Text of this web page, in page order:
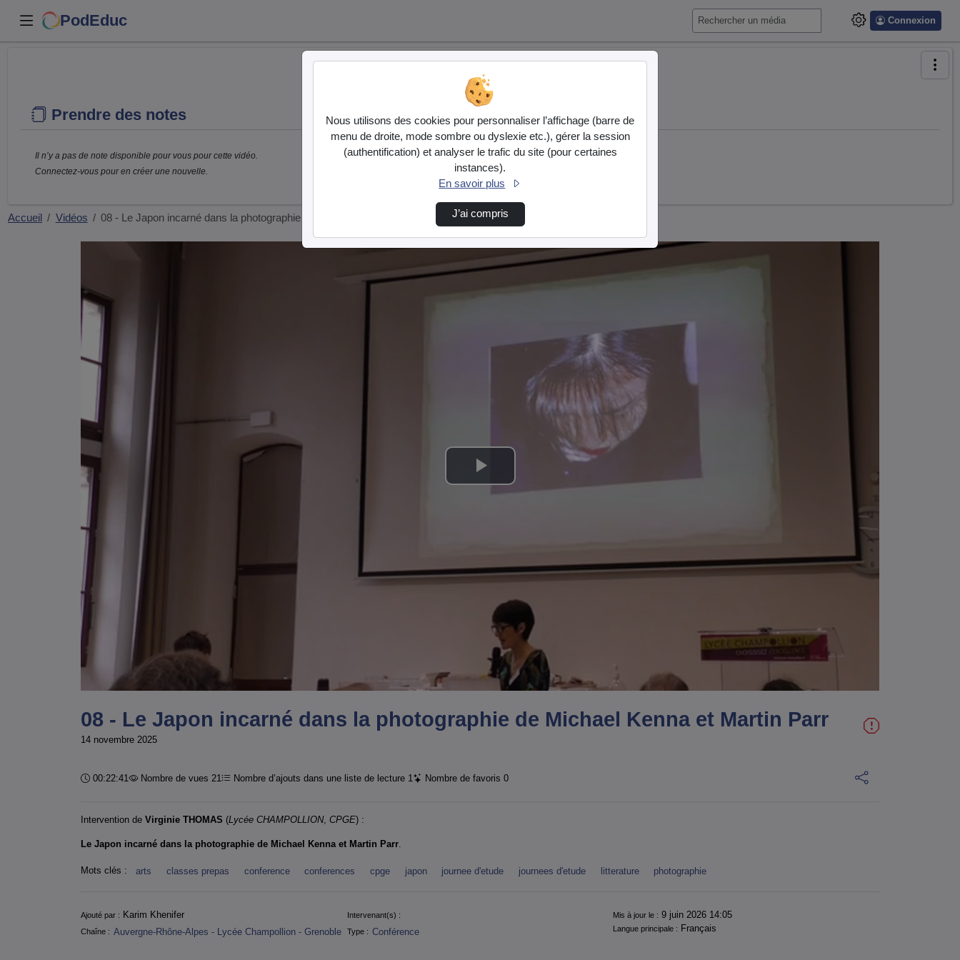
PodEduc Connexion
Prendre des notes
Il n’y a pas de note disponible pour vous pour cette vidéo.
Connectez-vous pour en créer une nouvelle.
Accueil Vidéos 08 - Le Japon incarné dans la photographie d…
Lire
08 - Le Japon incarné dans la photographie de Michael Kenna et Martin Parr
14 novembre 2025
Durée :
00:22:41 Nombre de vues 21 Nombre d’ajouts dans une liste de lecture 1 Nombre de favoris 0
Intervention de Virginie THOMAS (Lycée CHAMPOLLION, CPGE) :
Le Japon incarné dans la photographie de Michael Kenna et Martin Parr
Mots clés : arts classes prepas conference conferences cpge japon journee d'etude journees d'etude litterature photographie
Informations
Ajouté par : Karim Khenifer Intervenant(s) : Mis à jour le : 9 juin 2026 14:05
Chaîne : Auvergne-Rhône-Alpes - Lycée Champollion - Grenoble Type : Conférence Langue principale : Français
Nous utilisons des cookies pour personnaliser l’affichage (barre de
menu de droite, mode sombre ou dyslexie etc.), gérer la session
(authentification) et analyser le trafic du site (pour certaines
instances).
En savoir plus
J’ai compris